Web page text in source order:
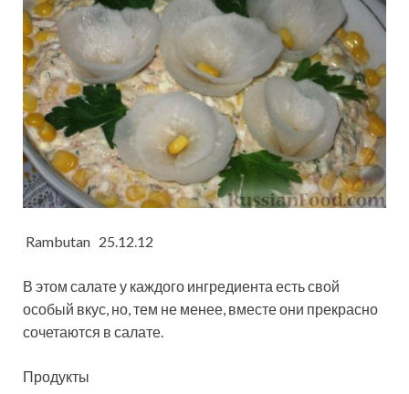
Rambutan 25.12.12
В этом салате у каждого ингредиента есть свой
особый вкус, но, тем не менее, вместе они прекрасно
сочетаются в салате.
Продукты